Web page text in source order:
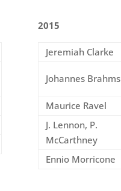
2015
Jeremiah Clarke
Johannes Brahms
Maurice Ravel
J. Lennon, P.
McCarthney
Ennio Morricone